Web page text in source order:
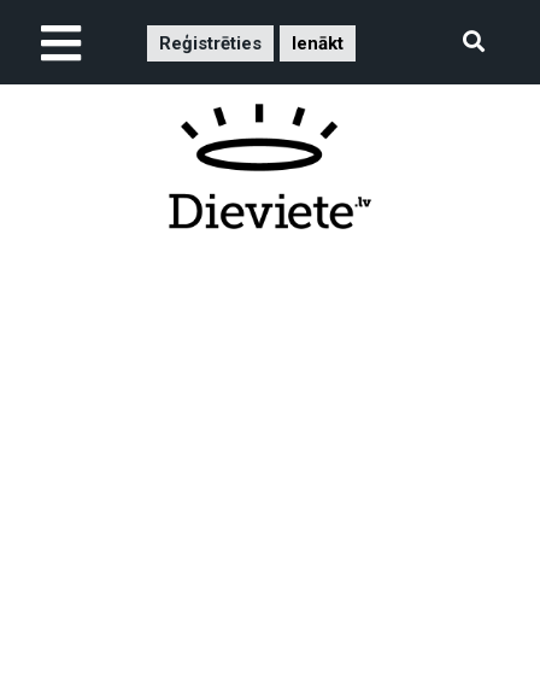
Reģistrēties Ienākt